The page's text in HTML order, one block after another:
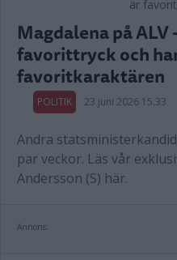
Magdalena på
favorittryck och
favoritkaraktären
POLITIK 23 juni 2026 15.33
Andra
par veckor. Läs vår
Andersson (S) här.
Annons: